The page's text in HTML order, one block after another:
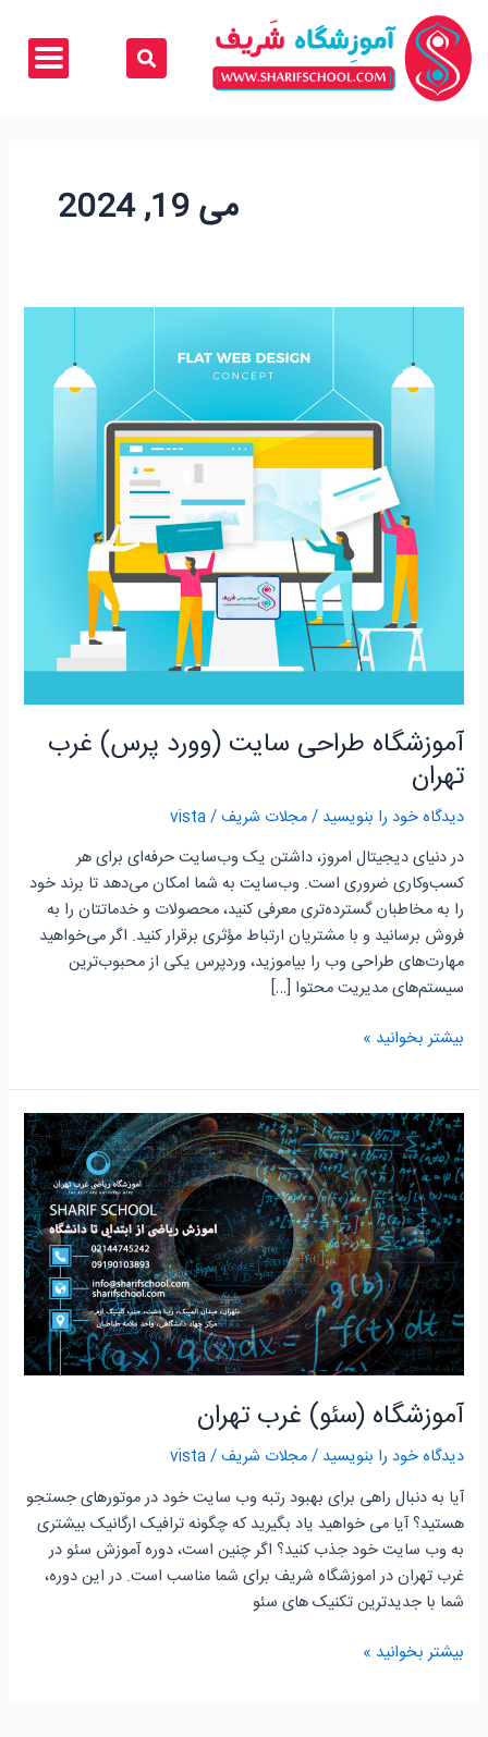
محتوا
می 19, 2024
آموزشگاه طراحی سایت (وورد پرس) غرب
تهران
دیدگاه‌ خود را بنویسید /مجلات شریف/
vista
در دنیای دیجیتال امروز، داشتن یک وب‌سایت حرفه‌ای برای هر
کسب‌وکاری ضروری است. وب‌سایت به شما امکان می‌دهد تا برند خود
را به مخاطبان گسترده‌تری معرفی کنید، محصولات و خدماتتان را به
فروش برسانید و با مشتریان ارتباط مؤثری برقرار کنید. اگر می‌خواهید
مهارت‌های طراحی وب را بیاموزید، وردپرس یکی از محبوب‌ترین
سیستم‌های مدیریت محتوا […]
سایت
بیشتر بخوانید »
آموزشگاه (سئو) غرب تهران
دیدگاه‌ خود را بنویسید /مجلات شریف/
vista
آیا به دنبال راهی برای بهبود رتبه وب سایت خود در موتورهای جستجو
هستید؟ آیا می خواهید یاد بگیرید که چگونه ترافیک ارگانیک بیشتری
به وب سایت خود جذب کنید؟ اگر چنین است، دوره آموزش سئو در
غرب تهران در اموزشگاه شریف برای شما مناسب است. در این دوره،
شما با جدیدترین تکنیک های سئو
آموزشگاه
(سئو)
غرب
تهران
بیشتر بخوانید »